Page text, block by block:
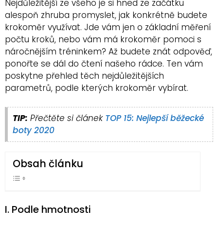
Nejdůležitější ze všeho je si hned ze začátku
alespoň zhruba promyslet, jak konkrétně budete
krokoměr využívat. Jde vám jen o základní měření
počtu kroků, nebo vám má krokoměr pomoci s
náročnějším tréninkem? Až budete znát odpověď,
ponořte se dál do čtení našeho rádce. Ten vám
poskytne přehled těch nejdůležitějších
parametrů, podle kterých krokoměr vybírat.
TIP: Přečtěte si článek TOP 15: Nejlepší běžecké
boty 2020
Obsah článku
I. Podle hmotnosti